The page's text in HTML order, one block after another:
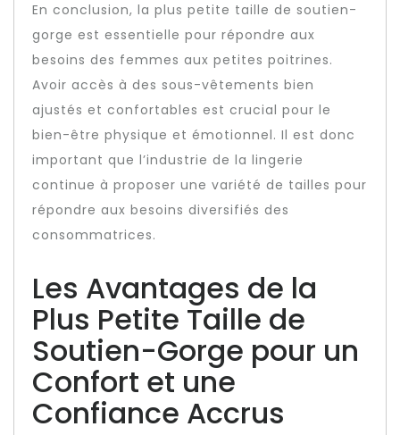
En conclusion, la plus petite taille de soutien-
gorge est essentielle pour répondre aux
besoins des femmes aux petites poitrines.
Avoir accès à des sous-vêtements bien
ajustés et confortables est crucial pour le
bien-être physique et émotionnel. Il est donc
important que l’industrie de la lingerie
continue à proposer une variété de tailles pour
répondre aux besoins diversifiés des
consommatrices.
Les Avantages de la
Plus Petite Taille de
Soutien-Gorge pour un
Confort et une
Confiance Accrus